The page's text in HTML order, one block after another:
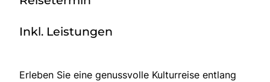
Österreich
Inkl. Leistungen
Erleben Sie eine genussvolle Kulturreise entlang